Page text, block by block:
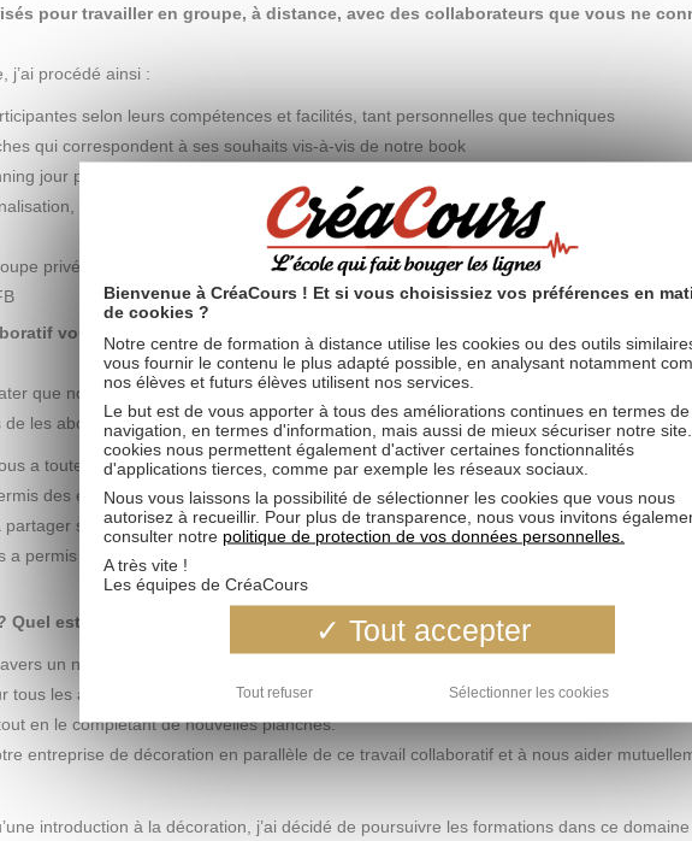
pour travailler en groupe, à distance, avec des collaborateurs que vous ne
j’ai procédé ainsi :
selon leurs compétences et facilités, tant personnelles que techniques
qui correspondent à ses souhaits vis-à-vis de notre book
jour par jour
transfert par mail au pilote de projet (moi), des travaux effectués pour : tri,
privé sous skype
vous a apporté ? Quelles prises de conscience sur le travail en équipe ? Ou
que nous nous posions les mêmes questions, avions les mêmes problématiques, mais
les aborder et de les résoudre : quel enrichissement !
a toutes enrichies des spécificités, compétences et visions des autres membres.
des échanges sans jugement ni concurrence, dans lesquels chacune ose interroger
partager ses idées.
a permis de nous ouvrir à des créations plus artistiques ou à d’autres plus pragmatiques,
est votre plan pour la suite ?
un nouveau groupe FB secret, par lequel nous continuons – en petit comité de
tous les aspects de la décoration ; les remarques des équipes pédagogiques de
en le complétant de nouvelles planches.
entreprise de décoration en parallèle de ce travail collaboratif et à nous aider
introduction à la décoration, j’ai décidé de poursuivre les formations dans ce
Bienvenue à CréaCours ! Et si vous choisissiez vos préférences en
de cookies ?
Notre centre de formation à distance utilise les cookies ou des outils
vous fournir le contenu le plus adapté possible, en analysant notamment
nos élèves et futurs élèves utilisent nos services.
Le but est de vous apporter à tous des améliorations continues en termes de
navigation, en termes d'information, mais aussi de mieux sécuriser notre
cookies nous permettent également d'activer certaines fonctionnalités
d'applications tierces, comme par exemple les réseaux sociaux.
Nous vous laissons la possibilité de sélectionner les cookies que vous nous
autorisez à recueillir. Pour plus de transparence, nous vous invitons
consulter notre politique de protection de vos données personnelles.
A très vite !
Les équipes de CréaCours
Tout accepter
Tout refuser Sélectionner les cookies